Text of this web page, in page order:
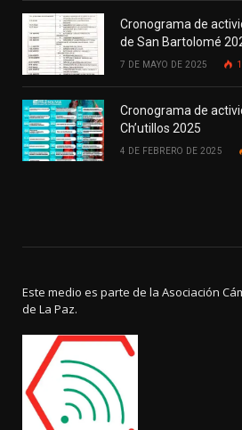
Cronograma de
de San Bartolomé
7 DE MAYO DE 2025
Cronograma de
Ch’utillos 2025
4 DE FEBRERO DE 2025
Este medio es parte de la Asociación
de La Paz.